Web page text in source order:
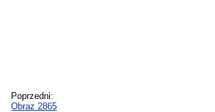
Poprzedni:
Obraz 2865